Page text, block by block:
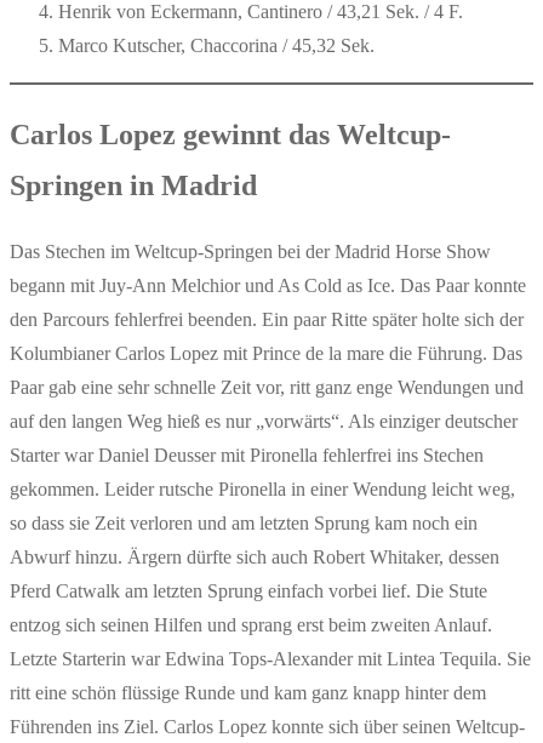
Henrik von Eckermann, Cantinero / 43,21 Sek. / 4 F.
Marco Kutscher, Chaccorina / 45,32 Sek.
Carlos Lopez gewinnt das Weltcup-
Springen in Madrid
Das Stechen im Weltcup-Springen bei der Madrid Horse Show
begann mit Juy-Ann Melchior und As Cold as Ice. Das Paar konnte
den Parcours fehlerfrei beenden. Ein paar Ritte später holte sich der
Kolumbianer Carlos Lopez mit Prince de la mare die Führung. Das
Paar gab eine sehr schnelle Zeit vor, ritt ganz enge Wendungen und
auf den langen Weg hieß es nur „vorwärts“. Als einziger deutscher
Starter war Daniel Deusser mit Pironella fehlerfrei ins Stechen
gekommen. Leider rutsche Pironella in einer Wendung leicht weg,
so dass sie Zeit verloren und am letzten Sprung kam noch ein
Abwurf hinzu. Ärgern dürfte sich auch Robert Whitaker, dessen
Pferd Catwalk am letzten Sprung einfach vorbei lief. Die Stute
entzog sich seinen Hilfen und sprang erst beim zweiten Anlauf.
Letzte Starterin war Edwina Tops-Alexander mit Lintea Tequila. Sie
ritt eine schön flüssige Runde und kam ganz knapp hinter dem
Führenden ins Ziel. Carlos Lopez konnte sich über seinen Weltcup-